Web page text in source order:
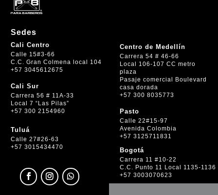
Sedes
Cali Centro
Calle 15#3-66
C.C. Gran Colmena local 104
+57 3045612675
Cali Sur
Carrera 56 # 11A-33
Local 7 “Las Pilas”
+57 300 2154960
Tuluá
Calle 27#26-63
+57 3015434470
Centro de Medellín
Carrera 54 # 46-66
Local 106-107 CC metro
plaza
Pasaje comercial Boulevard
casa dorada
+57 300 8035773
Pasto
Calle 22#15-97
Avenida Colombia
+57 3125711831
Bogotá
Carrera 11 #10-22
C.C. Punto 11 Local 1135-1136
+57 3003070623